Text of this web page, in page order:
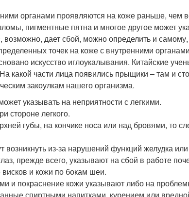
органами проявляются на коже раньше, чем
пигментные пятна и многое другое может
возможно, дает сбой, можно определить и
точек на коже с внутренними
искусство иглоукалывания. Китайские
какой части лица появились прыщики – там и
закоулкам нашего организма.
указывать на неприятности с легкими.
стороне легкого.
губы, на кончике носа или над бровями, то
возникнуть из-за нарушений функций желудка
прежде всего, указывают на сбой в работе
и кожи по бокам шеи.
и покраснение кожи указывают либо на